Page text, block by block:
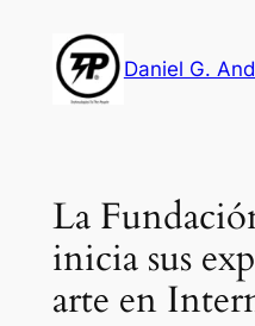
content
Daniel G.
La
inicia sus
arte en